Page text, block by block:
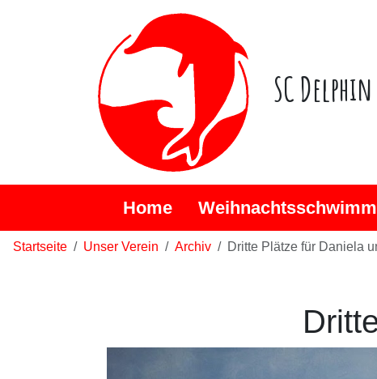
SC
Home
Startseite Unser Verein Archiv Dritte Plätze für Daniela